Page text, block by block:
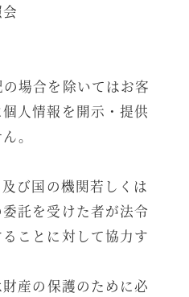
場合を除いてはお客
人情報を開示・提供
。
び国の機関若しくは
託を受けた者が法令
ことに対して協力す
産の保護のために必